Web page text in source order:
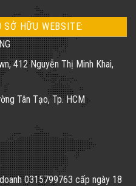
HỮU WEBSITE:
412 Nguyễn Thị Minh Khai,
Tân Tạo, Tp. HCM
0315799763 cấp ngày 18